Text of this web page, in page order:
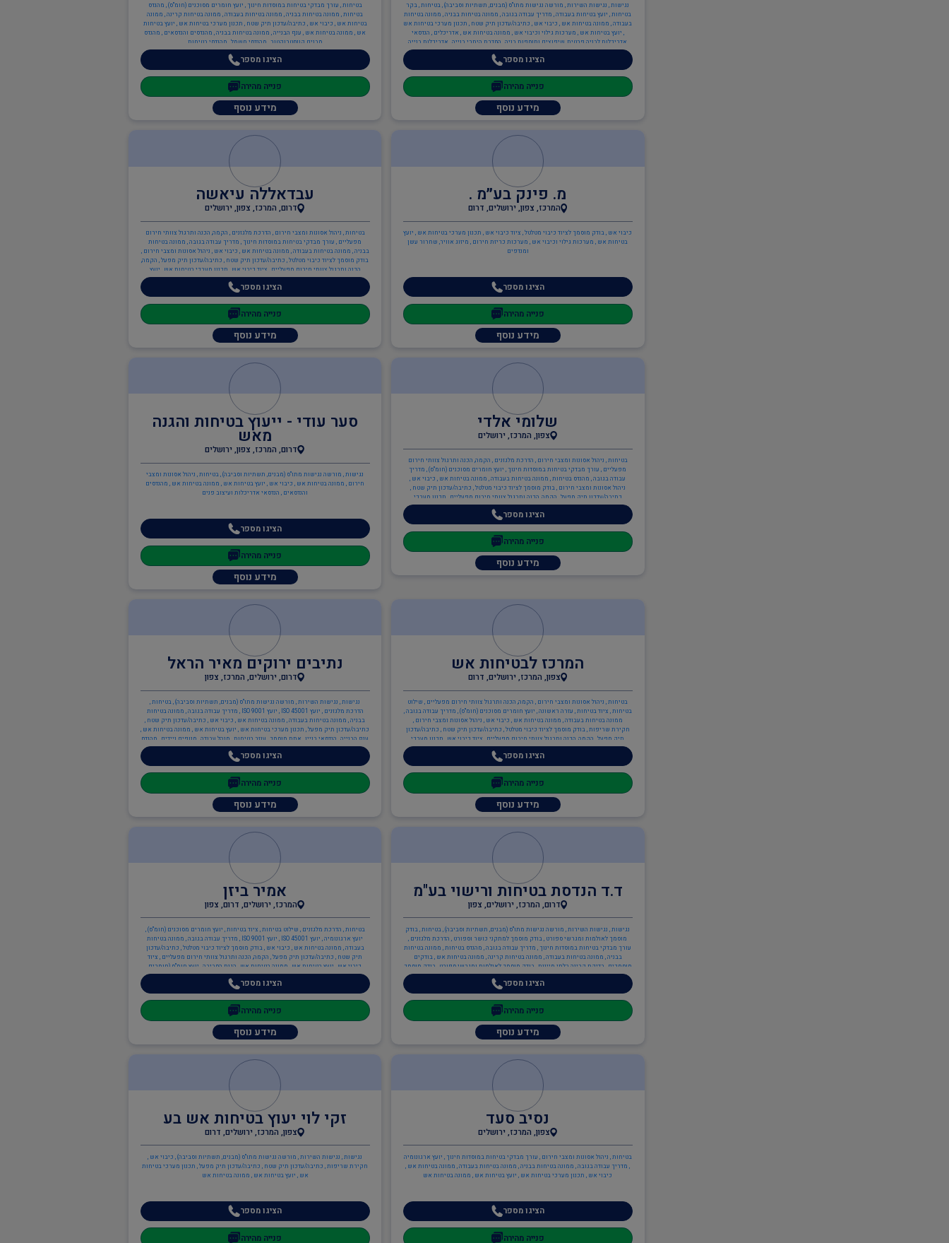
נגישות , נגישות השירות , מורשה נגישות מתו"ס (מבנים, תשתיות וסביבה) , בטיחות , בקר
בטיחות , יועץ בטיחות בעבודה , מדריך עבודה בגובה , ממונה בטיחות בבניה , ממונה בטיחות
בעבודה , ממונה בטיחות אש , כיבוי אש , כתיבה/עדכון תיק שטח , תכנון מערכי בטיחות אש
, יועץ בטיחות אש , מערכות גילוי וכיבוי אש , ממונה בטיחות אש , אדריכלים , הנדסאי
אדריכלות לבניה פרטית, שיפוצים ותוספות בניה , הסדרת היתרי בנייה , אדריכלות בנייה
פרטית , אדריכלות בינוי/תכנון ערים , תכנון בנייני משרדים , ענף הבנייה , הנדסאי בניין ,
הנדסאי אדריכלות לבניה פרטית, שיפוצים ותוספות בניה , עוזר בטיחות , מנהל עבודה ,
מנהלי פרויקטים , מהנדס מבנים קונסטרוקטור , מפקחים בבנייה , ממונה בטיחות בבניה ,
מהנדסים והנדסאים , מהנדס בקרה , מהנדס אזרחי , מהנדס תעשייה וניהול , מהנדס מבנים
קונסטרוקטור , מעצבי פנים
הציגו מספר
פנייה מהירה
מידע נוסף
בטיחות , עורך מבדקי בטיחות במוסדות חינוך , יועץ חומרים מסוכנים (חומ"ס) , מהנדס
בטיחות , ממונה בטיחות בבניה , ממונה בטיחות בעבודה , ממונה בטיחות קרינה , ממונה
בטיחות אש , כיבוי אש , כתיבה/עדכון תיק שטח , תכנון מערכי בטיחות אש , יועץ בטיחות
אש , ממונה בטיחות אש , ענף הבנייה , ממונה בטיחות בבניה , מהנדסים והנדסאים , מהנדס
מבנים קונסטרוקטור , מהנדסי חשמל , מהנדסי בטיחות
הציגו מספר
פנייה מהירה
מידע נוסף
מ. פינק בע״מ .
המרכז, צפון, ירושלים, דרום
כיבוי אש , בודק מוסמך לציוד כיבוי מטלטל , ציוד כיבוי אש , תכנון מערכי בטיחות אש , יועץ
בטיחות אש , מערכות גילוי וכיבוי אש , מערכות כריזת חירום , מיזוג אוויר, שחרור עשן
ומנדפים
הציגו מספר
פנייה מהירה
מידע נוסף
עבדאללה עיאשה
דרום, המרכז, צפון, ירושלים
בטיחות , ניהול אסונות ומצבי חירום , הדרכת מלגזנים , הקמה, הכנה ותרגול צוותי חירום
מפעליים , עורך מבדקי בטיחות במוסדות חינוך , מדריך עבודה בגובה , ממונה בטיחות
בבניה , ממונה בטיחות בעבודה , ממונה בטיחות אש , כיבוי אש , ניהול אסונות ומצבי חירום ,
בודק מוסמך לציוד כיבוי מטלטל , כתיבה/עדכון תיק שטח , כתיבה/עדכון תיק מפעל , הקמה,
הכנה ותרגול צוותי חירום מפעליים , ציוד כיבוי אש , תכנון מערכי בטיחות אש , יועץ
בטיחות אש , ממונה בטיחות אש , ענף הבנייה , מנהל עבודה
הציגו מספר
פנייה מהירה
מידע נוסף
שלומי אלדי
צפון, המרכז, ירושלים
בטיחות , ניהול אסונות ומצבי חירום , הדרכת מלגזנים , הקמה, הכנה ותרגול צוותי חירום
מפעליים , עורך מבדקי בטיחות במוסדות חינוך , יועץ חומרים מסוכנים (חומ"ס) , מדריך
עבודה בגובה , מהנדס בטיחות , ממונה בטיחות בעבודה , ממונה בטיחות אש , כיבוי אש ,
ניהול אסונות ומצבי חירום , בודק מוסמך לציוד כיבוי מטלטל , כתיבה/עדכון תיק שטח ,
כתיבה/עדכון תיק מפעל , הקמה, הכנה ותרגול צוותי חירום מפעליים , תכנון מערכי
בטיחות אש , יועץ בטיחות אש , ממונה בטיחות אש
הציגו מספר
פנייה מהירה
מידע נוסף
סער עודי - ייעוץ בטיחות והגנה
מאש
דרום, המרכז, צפון, ירושלים
נגישות , מורשה נגישות מתו"ס (מבנים, תשתיות וסביבה) , בטיחות , ניהול אסונות ומצבי
חירום , ממונה בטיחות אש , כיבוי אש , יועץ בטיחות אש , ממונה בטיחות אש , מהנדסים
והנדסאים , הנדסאי אדריכלות ועיצוב פנים
הציגו מספר
פנייה מהירה
מידע נוסף
המרכז לבטיחות אש
צפון, המרכז, ירושלים, דרום
בטיחות , ניהול אסונות ומצבי חירום , הקמה, הכנה ותרגול צוותי חירום מפעליים , שילוט
בטיחות , ציוד בטיחות , עזרה ראשונה , יועץ חומרים מסוכנים (חומ"ס) , מדריך עבודה בגובה ,
ממונה בטיחות בעבודה , ממונה בטיחות אש , כיבוי אש , ניהול אסונות ומצבי חירום ,
חקירת שריפות , בודק מוסמך לציוד כיבוי מטלטל , כתיבה/עדכון תיק שטח , כתיבה/עדכון
תיק מפעל , הקמה, הכנה ותרגול צוותי חירום מפעליים , ציוד כיבוי אש , תכנון מערכי
בטיחות אש , יועץ בטיחות אש , משאבות , מערכות גילוי וכיבוי אש , מערכות כריזת חירום
, ממונה בטיחות אש , יועצים משפטיים , עד מומחה
הציגו מספר
פנייה מהירה
מידע נוסף
נתיבים ירוקים מאיר הראל
דרום, ירושלים, המרכז, צפון
נגישות , נגישות השירות , מורשה נגישות מתו"ס (מבנים, תשתיות וסביבה) , בטיחות ,
הדרכת מלגזנים , יועץ ISO 45001 , יועץ ISO 9001 , מדריך עבודה בגובה , ממונה בטיחות
בבניה , ממונה בטיחות בעבודה , ממונה בטיחות אש , כיבוי אש , כתיבה/עדכון תיק שטח ,
כתיבה/עדכון תיק מפעל , תכנון מערכי בטיחות אש , יועץ בטיחות אש , ממונה בטיחות אש ,
ענף הבנייה , הנדסאי בניין , אתת מוסמך , עוזר בטיחות , מנהל עבודה , מנופים ניידים , מהנדס
מבנים קונסטרוקטור , ממונה בטיחות בבניה
הציגו מספר
פנייה מהירה
מידע נוסף
ד.ד הנדסת בטיחות ורישוי בע"מ
דרום, המרכז, ירושלים, צפון
נגישות , נגישות השירות , מורשה נגישות מתו"ס (מבנים, תשתיות וסביבה) , בטיחות , בודק
מוסמך לאולמות ומגרשי ספורט , בודק מוסמך למתקני כושר וספורט , הדרכת מלגזנים ,
עורך מבדקי בטיחות במוסדות חינוך , מדריך עבודה בגובה , מהנדס בטיחות , ממונה בטיחות
בבניה , ממונה בטיחות בעבודה , ממונה בטיחות קרינה , ממונה בטיחות אש , בודקים
מוסמכים , בדיקת קרינה בלתי מייננת , בודק מוסמך לאולמות ומגרשי ספורט , בודק מוסמך
לציוד כיבוי מטלטל , בודק מוסמך למזון , בודק מוסמך למתקני כושר וספורט , בודק מוסמך
למתקני כלבים , בודק מוסמך למתקני משחקים , כיבוי אש , ניהול אסונות ומצבי חירום ,
בודק מוסמך לציוד כיבוי מטלטל , כתיבה/עדכון תיק שטח , כתיבה/עדכון תיק מפעל , הקמה,
הכנה ותרגול צוותי חירום מפעליים , ציוד כיבוי אש , תכנון מערכי בטיחות אש , יועץ
בטיחות אש , ממונה בטיחות אש , מהנדסים והנדסאים , מהנדס מזון , מהנדס מבנים
קונסטרוקטור , מהנדסי בטיחות
הציגו מספר
פנייה מהירה
מידע נוסף
אמיר ביזן
המרכז, ירושלים, דרום, צפון
בטיחות , הדרכת מלגזנים , שילוט בטיחות , ציוד בטיחות , יועץ חומרים מסוכנים (חומ"ס) ,
יועץ ארגונומיה , יועץ ISO 45001 , יועץ ISO 9001 , מדריך עבודה בגובה , ממונה בטיחות
בעבודה , ממונה בטיחות אש , כיבוי אש , בודק מוסמך לציוד כיבוי מטלטל , כתיבה/עדכון
תיק שטח , כתיבה/עדכון תיק מפעל , הקמה, הכנה ותרגול צוותי חירום מפעליים , ציוד
כיבוי אש , יועץ בטיחות אש , ממונה בטיחות אש , הגנת הסביבה , יועץ חומ"ס (חומרים
מסוכנים) , יועץ הגנת הסביבה , יועץ ISO 14001
הציגו מספר
פנייה מהירה
מידע נוסף
נסיב סעד
צפון, המרכז, ירושלים
בטיחות , ניהול אסונות ומצבי חירום , עורך מבדקי בטיחות במוסדות חינוך , יועץ ארגונומיה
, מדריך עבודה בגובה , ממונה בטיחות בבניה , ממונה בטיחות בעבודה , ממונה בטיחות אש ,
כיבוי אש , תכנון מערכי בטיחות אש , יועץ בטיחות אש , ממונה בטיחות אש
הציגו מספר
פנייה מהירה
זקי לוי יעוץ בטיחות אש בע
צפון, המרכז, ירושלים, דרום
נגישות , נגישות השירות , מורשה נגישות מתו"ס (מבנים, תשתיות וסביבה) , כיבוי אש ,
חקירת שריפות , כתיבה/עדכון תיק שטח , כתיבה/עדכון תיק מפעל , תכנון מערכי בטיחות
אש , יועץ בטיחות אש , ממונה בטיחות אש
הציגו מספר
פנייה מהירה